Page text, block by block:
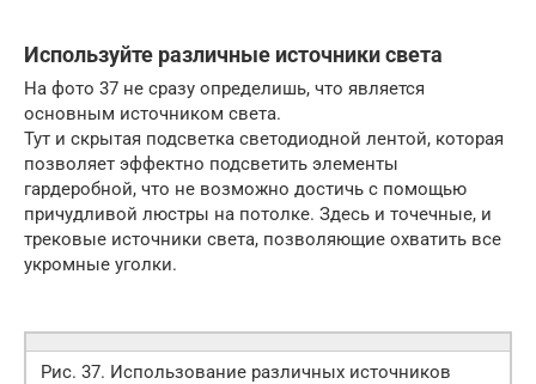
Используйте различные источники света
На фото 37 не сразу определишь, что является
основным источником света.
Тут и скрытая подсветка светодиодной лентой, которая
позволяет эффектно подсветить элементы
гардеробной, что не возможно достичь с помощью
причудливой люстры на потолке. Здесь и точечные, и
трековые источники света, позволяющие охватить все
укромные уголки.
Рис. 37. Использование различных источников